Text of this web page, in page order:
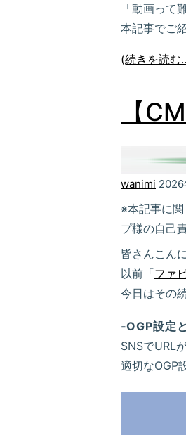
「動画って
本記事でご
(続きを読む
【
wanimi 2026
※本記事に
プ様の自己
皆さんこん
以前「ファ
今日はその
‐OGP設定
SNSでURL
適切なOGP